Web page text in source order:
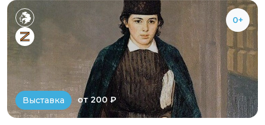
0+
Выставка от 200 ₽